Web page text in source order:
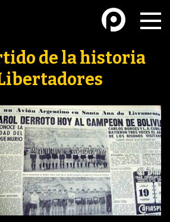
FÚTBOL FEMENINO
de la historia